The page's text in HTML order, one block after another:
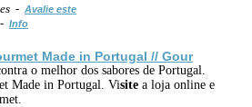
- Avalie este
Info
Made in Portugal // Gour
o melhor dos sabores de Portugal.
Made in Portugal. Visite a loja online e